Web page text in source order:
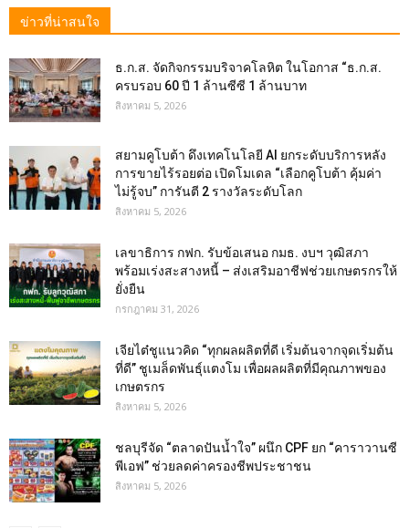
ข่าวที่น่าสนใจ
ธ.ก.ส. จัดกิจกรรมบริจาคโลหิต ในโอกาส “ธ.ก.ส.
ครบรอบ 60 ปี 1 ล้านซีซี 1 ล้านบาท
สิงหาคม 5, 2026
สยามคูโบต้า ดึงเทคโนโลยี AI ยกระดับบริการหลัง
การขายไร้รอยต่อ เปิดโมเดล “เลือกคูโบต้า คุ้มค่า
ไม่รู้จบ” การันตี 2 รางวัลระดับโลก
สิงหาคม 5, 2026
เลขาธิการ กฟก. รับข้อเสนอ กมธ. งบฯ วุฒิสภา
พร้อมเร่งสะสางหนี้ – ส่งเสริมอาชีฟช่วยเกษตรกรให้
ยั่งยืน
กรกฎาคม 31, 2026
เจียไต๋ชูแนวคิด “ทุกผลผลิตที่ดี เริ่มต้นจากจุดเริ่มต้น
ที่ดี” ชูเมล็ดพันธุ์แตงโม เพื่อผลผลิตที่มีคุณภาพของ
เกษตรกร
สิงหาคม 5, 2026
ชลบุรีจัด “ตลาดปันน้ำใจ” ผนึก CPF ยก “คาราวานซี
พีเอฟ” ช่วยลดค่าครองชีพประชาชน
สิงหาคม 5, 2026